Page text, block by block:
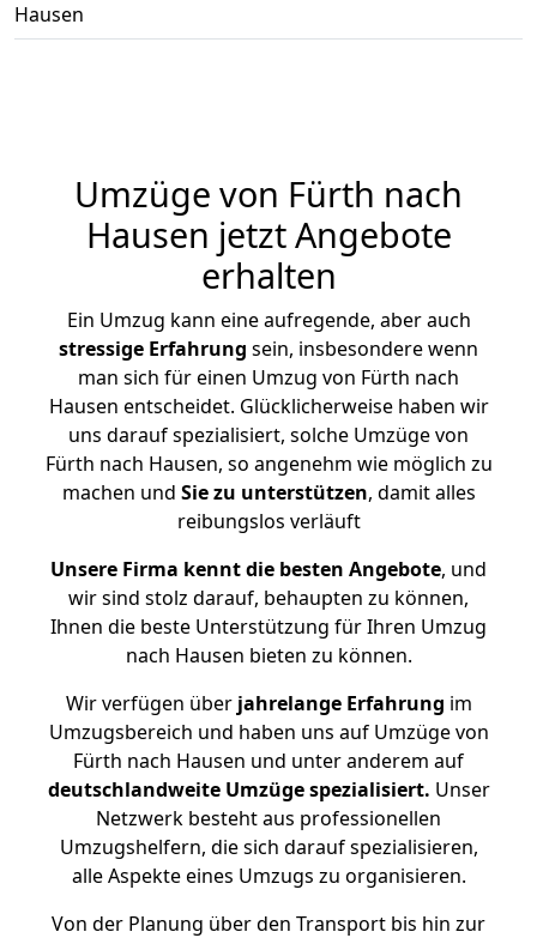
Hausen
Umzüge von Fürth nach
Hausen jetzt Angebote
erhalten
Ein Umzug kann eine aufregende, aber auch
stressige Erfahrung sein, insbesondere wenn
man sich für einen Umzug von Fürth nach
Hausen entscheidet. Glücklicherweise haben wir
uns darauf spezialisiert, solche Umzüge von
Fürth nach Hausen, so angenehm wie möglich zu
machen und Sie zu unterstützen, damit alles
reibungslos verläuft
Unsere Firma kennt die besten Angebote, und
wir sind stolz darauf, behaupten zu können,
Ihnen die beste Unterstützung für Ihren Umzug
nach Hausen bieten zu können.
Wir verfügen überjahrelange Erfahrung im
Umzugsbereich und haben uns auf Umzüge von
Fürth nach Hausen und unter anderem auf
deutschlandweite Umzüge spezialisiert. Unser
Netzwerk besteht aus professionellen
Umzugshelfern, die sich darauf spezialisieren,
alle Aspekte eines Umzugs zu organisieren.
Von der Planung über den Transport bis hin zur